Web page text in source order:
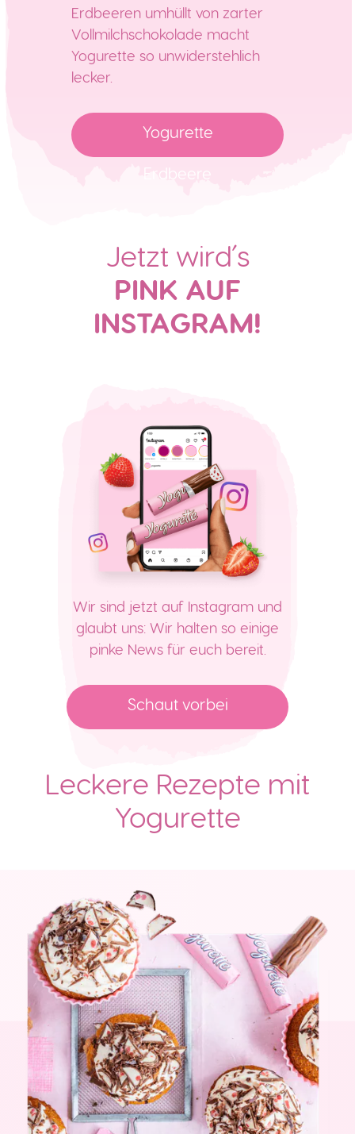
Erdbeeren umhüllt von zarter
Vollmilchschokolade macht
Yogurette so unwiderstehlich
lecker.
Yogurette
Erdbeere
Jetzt wird´s
PINK AUF
INSTAGRAM!
Wir sind jetzt auf Instagram und
glaubt uns: Wir halten so einige
pinke News für euch bereit.
Schaut vorbei
Leckere Rezepte mit
Yogurette